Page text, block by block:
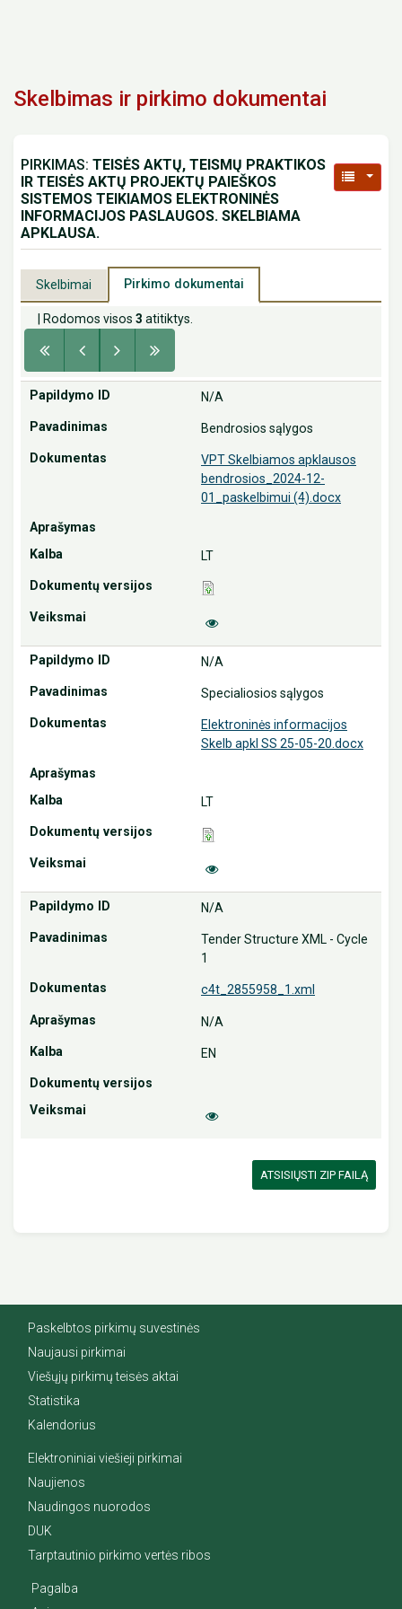
Skelbimas ir pirkimo dokumentai
PIRKIMAS: TEISĖS AKTŲ, TEISMŲ PRAKTIKOS
IR TEISĖS AKTŲ PROJEKTŲ PAIEŠKOS
SISTEMOS TEIKIAMOS ELEKTRONINĖS
INFORMACIJOS PASLAUGOS. SKELBIAMA
APKLAUSA.
Skelbimai Pirkimo dokumentai
| Rodomos visos 3 atitiktys.
N/A
Bendrosios sąlygos
VPT Skelbiamos apklausos
bendrosios_2024-12-
01_paskelbimui (4).docx
LT
N/A
Specialiosios sąlygos
Elektroninės informacijos
Skelb apkl SS 25-05-20.docx
LT
N/A
Tender Structure XML - Cycle
1
c4t_2855958_1.xml
N/A
EN
ATSISIŲSTI ZIP FAILĄ
Paskelbtos pirkimų suvestinės
Naujausi pirkimai
Viešųjų pirkimų teisės aktai
Statistika
Kalendorius
Elektroniniai viešieji pirkimai
Naujienos
Naudingos nuorodos
DUK
Tarptautinio pirkimo vertės ribos
Pagalba